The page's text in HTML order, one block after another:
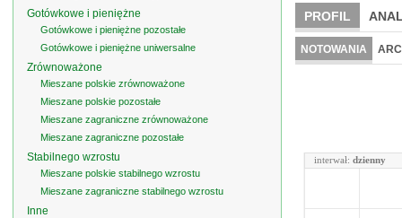
PROFIL
NOTOWANIA
interwał: dzienny
Gotówkowe i pieniężne
Gotówkowe i pieniężne pozostałe
Gotówkowe i pieniężne uniwersalne
Zrównoważone
Mieszane polskie zrównoważone
Mieszane polskie pozostałe
Mieszane zagraniczne zrównoważone
Mieszane zagraniczne pozostałe
Stabilnego wzrostu
Mieszane polskie stabilnego wzrostu
Mieszane zagraniczne stabilnego wzrostu
Inne